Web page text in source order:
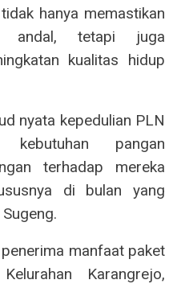
hanya memastikan
andal, tetapi juga
kualitas hidup
nyata kepedulian PLN
kebutuhan pangan
terhadap mereka
di bulan yang
manfaat paket
Karangrejo,